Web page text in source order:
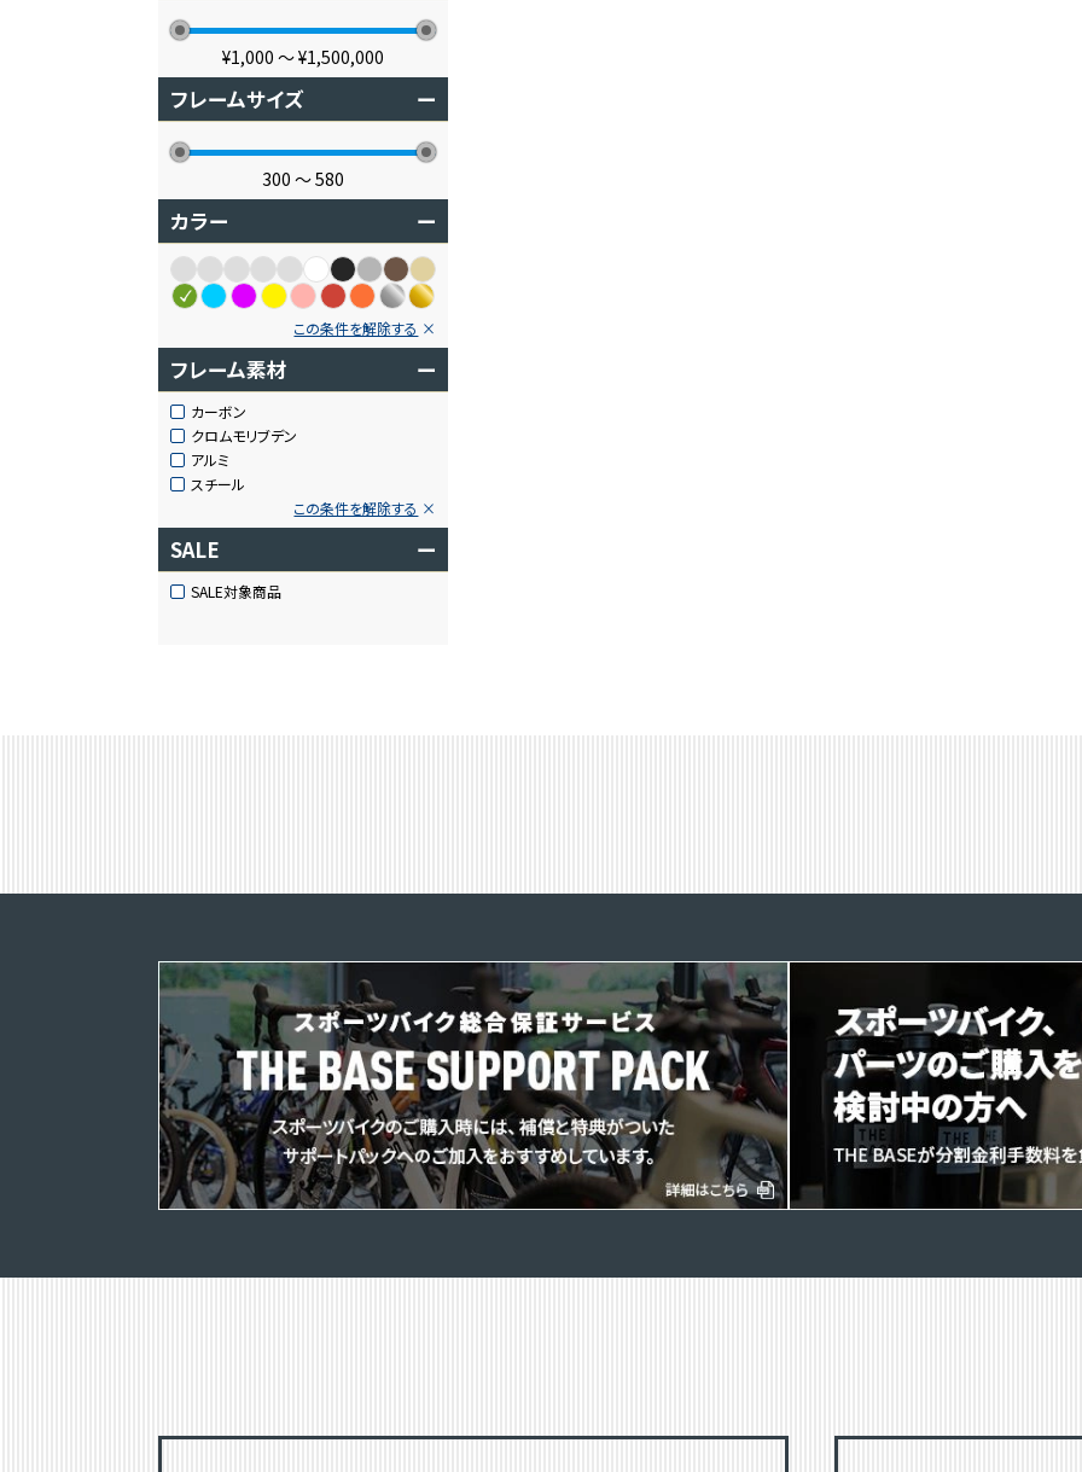
¥1,000 〜¥1,500,000
フレームサイズ ー
300 〜580
カラー ー
この条件を解除する
フレーム素材 ー
カーボン
クロムモリブデン
アルミ
スチール
この条件を解除する
SALE ー
SALE対象商品